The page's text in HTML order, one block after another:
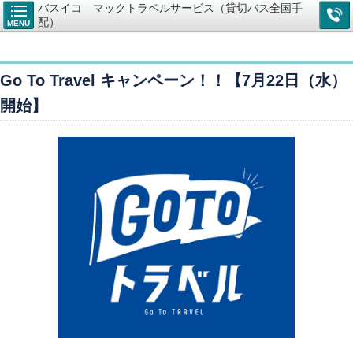
MENU
バスイコ マックトラベルサービス（貸切バス全国手
配）
Go To Travel キャンペーン！！【7月22日（水）
開始】